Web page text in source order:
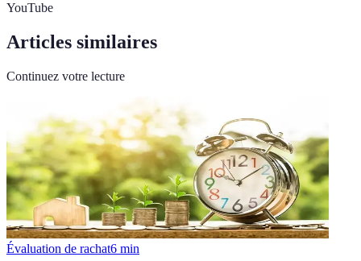
YouTube
Articles similaires
Continuez votre lecture
Évaluation de rachat6 min